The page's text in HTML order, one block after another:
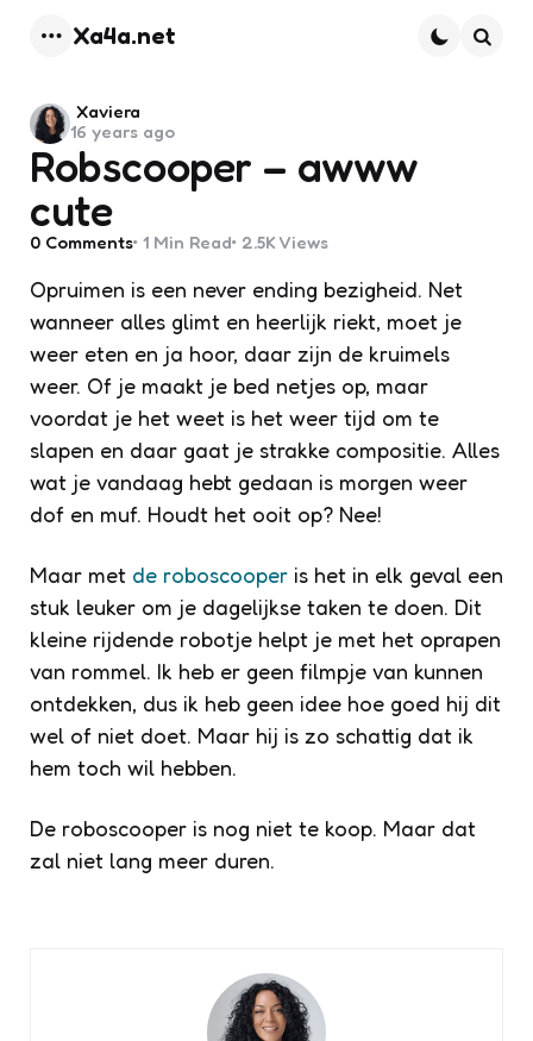
Xa4a.net
Robscooper – awww
cute
Posted
by
Xaviera
16 years ago
0 Comments 1 Min Read 2.5K Views
Opruimen is een never ending bezigheid. Net
wanneer alles glimt en heerlijk riekt, moet je
weer eten en ja hoor, daar zijn de kruimels
weer. Of je maakt je bed netjes op, maar
voordat je het weet is het weer tijd om te
slapen en daar gaat je strakke compositie. Alles
wat je vandaag hebt gedaan is morgen weer
dof en muf. Houdt het ooit op? Nee!
Maar met de roboscooper is het in elk geval een
stuk leuker om je dagelijkse taken te doen. Dit
kleine rijdende robotje helpt je met het oprapen
van rommel. Ik heb er geen filmpje van kunnen
ontdekken, dus ik heb geen idee hoe goed hij dit
wel of niet doet. Maar hij is zo schattig dat ik
hem toch wil hebben.
De roboscooper is nog niet te koop. Maar dat
zal niet lang meer duren.